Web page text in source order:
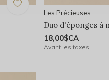
Les Précieuses
Duo d'éponges à
18,00$CA
Avant les taxes